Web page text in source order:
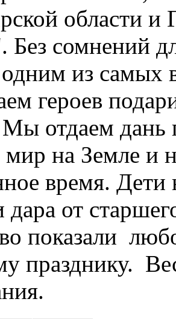
области
Без сомнений
одним из
героев
отдаем дань
на Земле и
время.
дара от
показали
празднику.